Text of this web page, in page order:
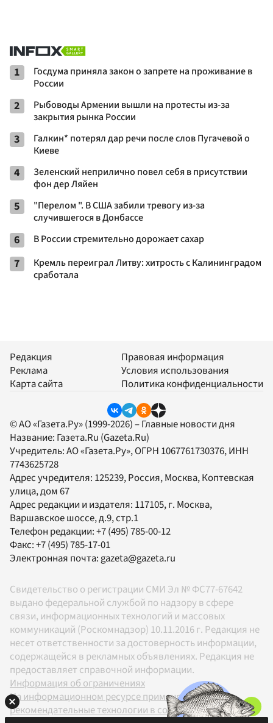
1
Госдума приняла закон о запрете на проживание в
России
2
Рыбоводы Армении вышли на протесты из-за
закрытия рынка России
3
Галкин* потерял дар речи после слов Пугачевой о
Киеве
4
Зеленский неприлично повел cебя в присутствии
фон дер Ляйен
5
"Перелом ". В США забили тревогу из-за
случившегося в Донбассе
6 В России стремительно дорожает сахар
7
Кремль переиграл Литву: хитрость с Калининградом
сработала
Редакция
Реклама
Карта сайта
Правовая информация
Условия использования
Политика конфиденциальности
© АО «Газета.Ру» (1999-2026) – Главные новости дня
Название: Газета.Ru (Gazeta.Ru)
Учредитель:АО «Газета.Ру», ОГРН 1067761730376, ИНН
7743625728
Адрес учредителя: 125239, Россия, Москва, Коптевская
улица, дом 67
Адрес редакции и издателя: 117105, г. Москва,
Варшавское шоссе, д.9, стр.1
Телефон редакции:+7 (495) 785-00-12
Факс:+7 (495) 785-17-01
Электронная почта:gazeta@gazeta.ru
Свидетельство о регистрации СМИ Эл № ФС77-67642
выдано федеральной службой по надзору в сфере
связи, информационных технологий и массовых
коммуникаций (Роскомнадзор) 10.11.2016 г. Редакция не
несет ответственности за достоверность информации,
содержащейся в рекламных объявлениях. Редакция не
предоставляет справочной информации.
Информация об ограничениях
На информационном ресурсе применяются
рекомендательные технологии в соответствии с